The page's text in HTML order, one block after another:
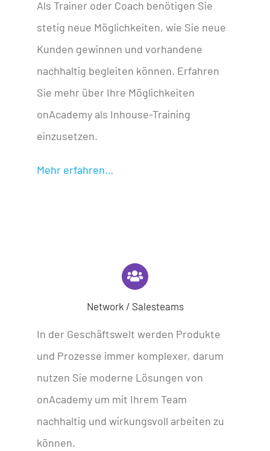
Als Trainer oder Coach benötigen Sie
stetig neue Möglichkeiten, wie Sie neue
Kunden gewinnen und vorhandene
nachhaltig begleiten können. Erfahren
Sie mehr über Ihre Möglichkeiten
onAcademy als Inhouse-Training
einzusetzen.
Mehr erfahren…
Network / Salesteams
In der Geschäftswelt werden Produkte
und Prozesse immer komplexer, darum
nutzen Sie moderne Lösungen von
onAcademy um mit Ihrem Team
nachhaltig und wirkungsvoll arbeiten zu
können.